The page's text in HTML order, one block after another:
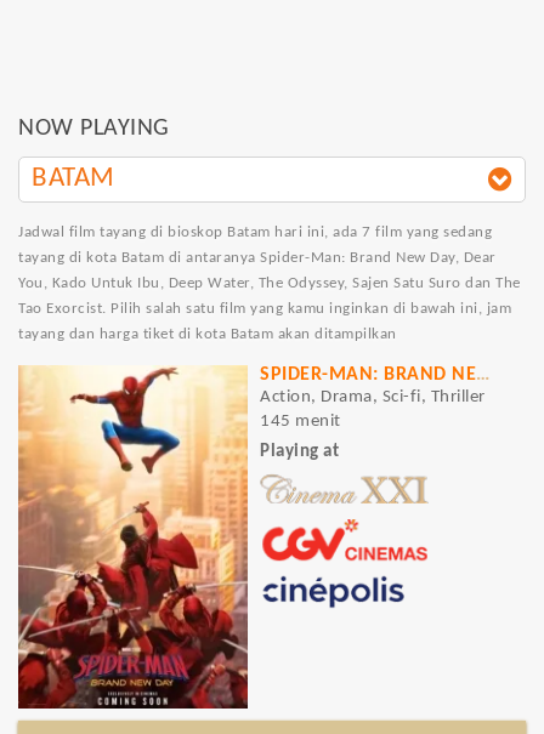
NOW PLAYING
BATAM
Jadwal film tayang di bioskop Batam hari ini, ada 7 film yang sedang
tayang di kota Batam di antaranya Spider-Man: Brand New Day, Dear
You, Kado Untuk Ibu, Deep Water, The Odyssey, Sajen Satu Suro dan The
Tao Exorcist. Pilih salah satu film yang kamu inginkan di bawah ini, jam
tayang dan harga tiket di kota Batam akan ditampilkan
SPIDER-MAN: BRAND NEW DAY
Action, Drama, Sci-fi, Thriller
145 menit
Playing at